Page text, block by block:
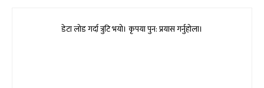
डेटा लोड गर्दा त्रुटि भयो। कृपया पुन: प्रयास गर्नुहोला।